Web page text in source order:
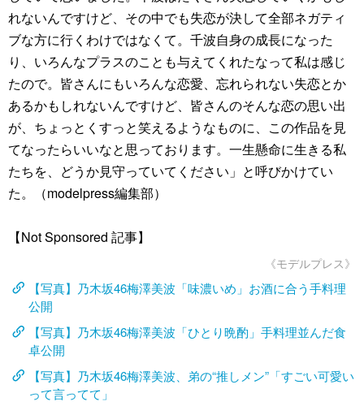
れないんですけど、その中でも失恋が決して全部ネガティ
ブな方に行くわけではなくて。千波自身の成長になった
り、いろんなプラスのことも与えてくれたなって私は感じ
たので。皆さんにもいろんな恋愛、忘れられない失恋とか
あるかもしれないんですけど、皆さんのそんな恋の思い出
が、ちょっとくすっと笑えるようなものに、この作品を見
てなったらいいなと思っております。一生懸命に生きる私
たちを、どうか見守っていてください」と呼びかけてい
た。（modelpress編集部）
【Not Sponsored 記事】
《モデルプレス》
【写真】乃木坂46梅澤美波「味濃いめ」お酒に合う手料理
公開
【写真】乃木坂46梅澤美波「ひとり晩酌」手料理並んだ食
卓公開
【写真】乃木坂46梅澤美波、弟の“推しメン”「すごい可愛い
って言ってて」